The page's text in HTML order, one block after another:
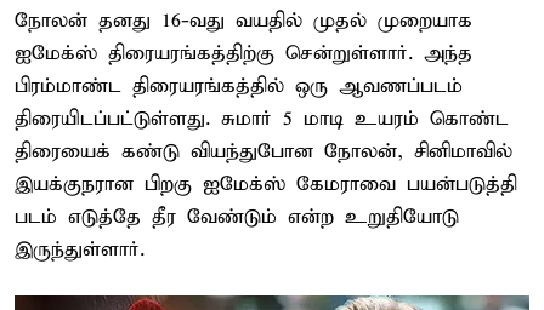
நோலன் தனது 16-வது வயதில் முதல் முறையாக
ஐமேக்ஸ் திரையரங்கத்திற்கு சென்றுள்ளார். அந்த
பிரம்மாண்ட திரையரங்கத்தில் ஒரு ஆவணப்படம்
திரையிடப்பட்டுள்ளது. சுமார் 5 மாடி உயரம் கொண்ட
திரையைக் கண்டு வியந்துபோன நோலன், சினிமாவில்
இயக்குநரான பிறகு ஐமேக்ஸ் கேமராவை பயன்படுத்தி
படம் எடுத்தே தீர வேண்டும் என்ற உறுதியோடு
இருந்துள்ளார்.